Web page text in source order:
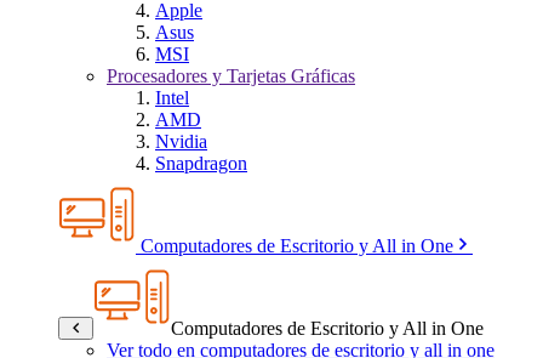
Apple
Asus
MSI
Procesadores y Tarjetas Gráficas
Intel
AMD
Nvidia
Snapdragon
Computadores de Escritorio y All in One
Computadores de Escritorio y All in One
Ver todo en computadores de escritorio y all in one